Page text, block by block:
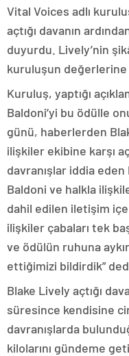
Vital Voices adlı
açtığı davanın
duyurdu. Lively’nin
kuruluşun değerlerine
Kuruluş, yaptığı
Baldoni’yi bu ödülle
günü, haberlerden
ilişkiler ekibine karşı
davranışlar iddia eden
Baldoni ve halkla
dahil edilen iletişim
ilişkiler çabaları tek
ve ödülün ruhuna
ettiğimizi bildirdik”
Blake Lively açtığı
süresince kendisine
davranışlarda
kilolarını gündeme